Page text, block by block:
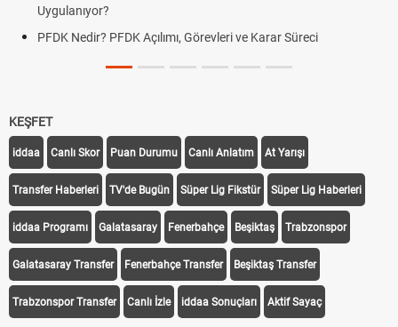
Uygulanıyor?
PFDK Nedir? PFDK Açılımı, Görevleri ve Karar Süreci
KEŞFET
iddaa Canlı Skor Puan Durumu Canlı Anlatım At Yarışı
Transfer Haberleri TV'de Bugün Süper Lig Fikstür Süper Lig Haberleri
iddaa Programı Galatasaray Fenerbahçe Beşiktaş Trabzonspor
Galatasaray Transfer Fenerbahçe Transfer Beşiktaş Transfer
Trabzonspor Transfer Canlı İzle iddaa Sonuçları Aktif Sayaç